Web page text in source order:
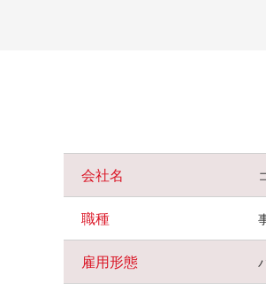
業績により、パート勤務でも
賞与
マスク着用可＆衛生管理も徹底し
「働きやすい職場環境が魅力‼」
週休2日制（土日休み）＆1日4時間
会社名
職種
雇用形態